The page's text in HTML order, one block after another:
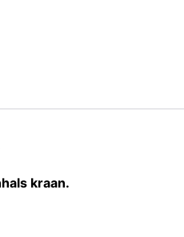
kraan.